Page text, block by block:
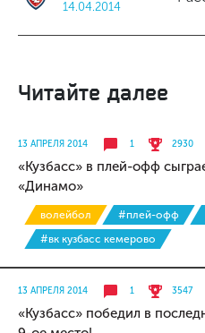
14.04.2014
Читайте далее
13 АПРЕЛЯ 2014 1 2930
«Кузбасс» в плей-офф
«Динамо»
волейбол #плей-офф
#вк кузбасс кемерово
13 АПРЕЛЯ 2014 1 3547
«Кузбасс» победил в